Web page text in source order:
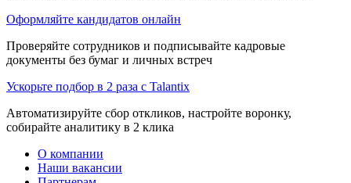
Оформляйте кандидатов онлайн
Проверяйте сотрудников и подписывайте кадровые
документы без бумаг и личных встреч
Ускорьте подбор в 2 раза с Talantix
Автоматизируйте сбор откликов, настройте воронку,
собирайте аналитику в 2 клика
О компании
Наши вакансии